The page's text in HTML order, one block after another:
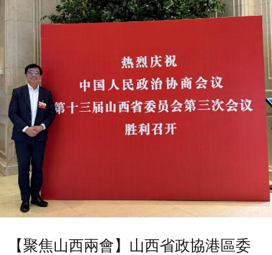
【聚焦山西兩會】山西省政協港區委